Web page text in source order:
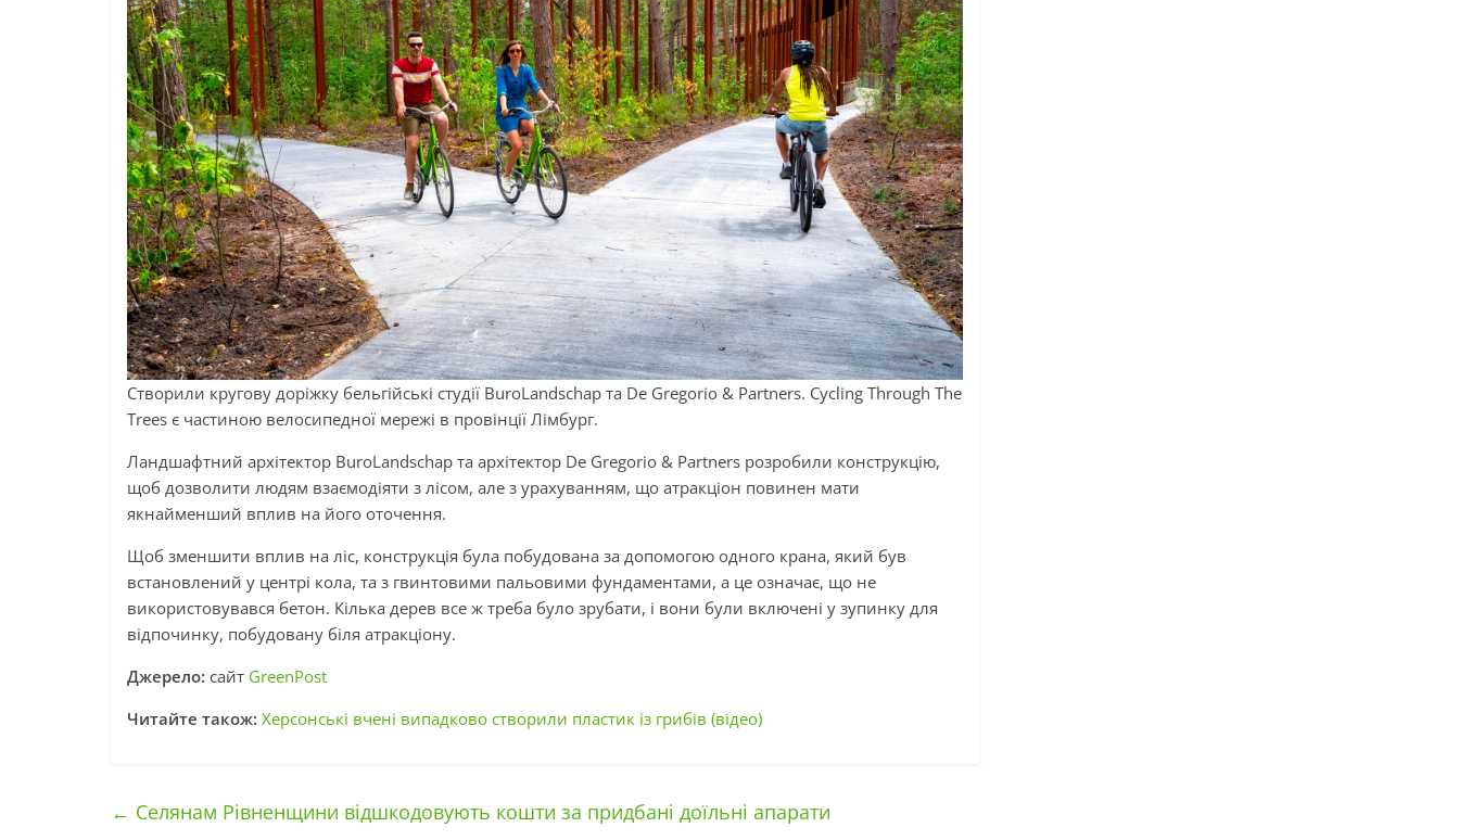
Створили кругову доріжку бельгійські студії BuroLandschap та De Gregorio & Partners. Cycling Through The
Trees є частиною велосипедної мережі в провінції Лімбург.
Ландшафтний архітектор BuroLandschap та архітектор De Gregorio & Partners розробили конструкцію,
щоб дозволити людям взаємодіяти з лісом, але з урахуванням, що атракціон повинен мати
якнайменший вплив на його оточення.
Щоб зменшити вплив на ліс, конструкція була побудована за допомогою одного крана, який був
встановлений у центрі кола, та з гвинтовими пальовими фундаментами, а це означає, що не
використовувався бетон. Кілька дерев все ж треба було зрубати, і вони були включені у зупинку для
відпочинку, побудовану біля атракціону.
Джерело: сайт GreenPost
Читайте також: Херсонські вчені випадково створили пластик із грибів (відео)
← Селянам Рівненщини відшкодовують кошти за придбані доїльні апарати